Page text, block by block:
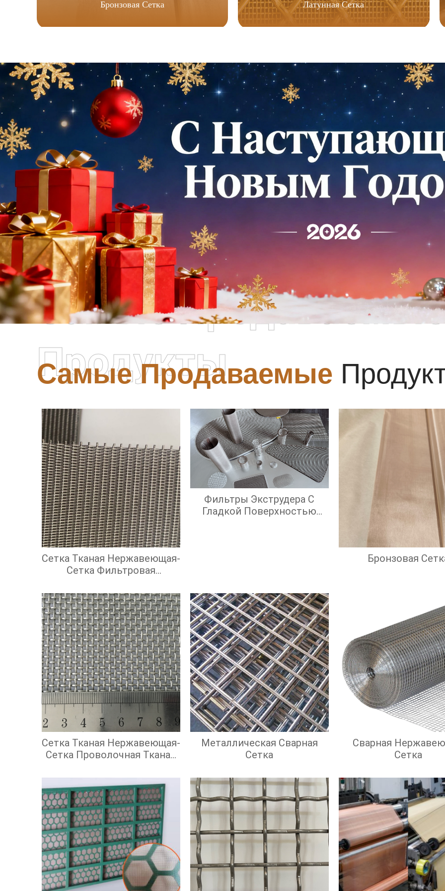
Бронзовая Сетка Латунная Сетка
Самые Продаваемые
Самые Продаваемые
Продукты
Сетка Тканая Нержавеющая-
Сетка Фильтровая
Фильтры Экструдера С
Гладкой Поверхностью
Бронзовая
Сетка Тканая Нержавеющая-
Сетка Проволочная Тканая
Металлическая Сварная
Сетка
Сварная
Сетка